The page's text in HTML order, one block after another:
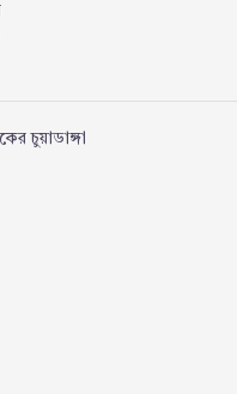
চুয়াডাঙ্গা